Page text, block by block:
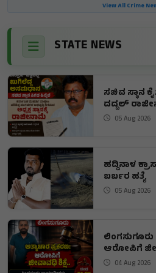
View All Crime
STATE NEWS
ಸಚಿವ ಸ್ಥಾನ
ದದ್ದಲ್
05 Aug 2026
ಹದ್ದಿನಾಳ
ಬರ್ಬರ ಹತ್ಯೆ
05 Aug 2026
ಲಿಂಗಸುಗೂರು
ಆರೋಪಿಗೆ
04 Aug 2026